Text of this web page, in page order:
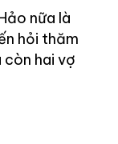
nữa là
hỏi thăm
hai vợ